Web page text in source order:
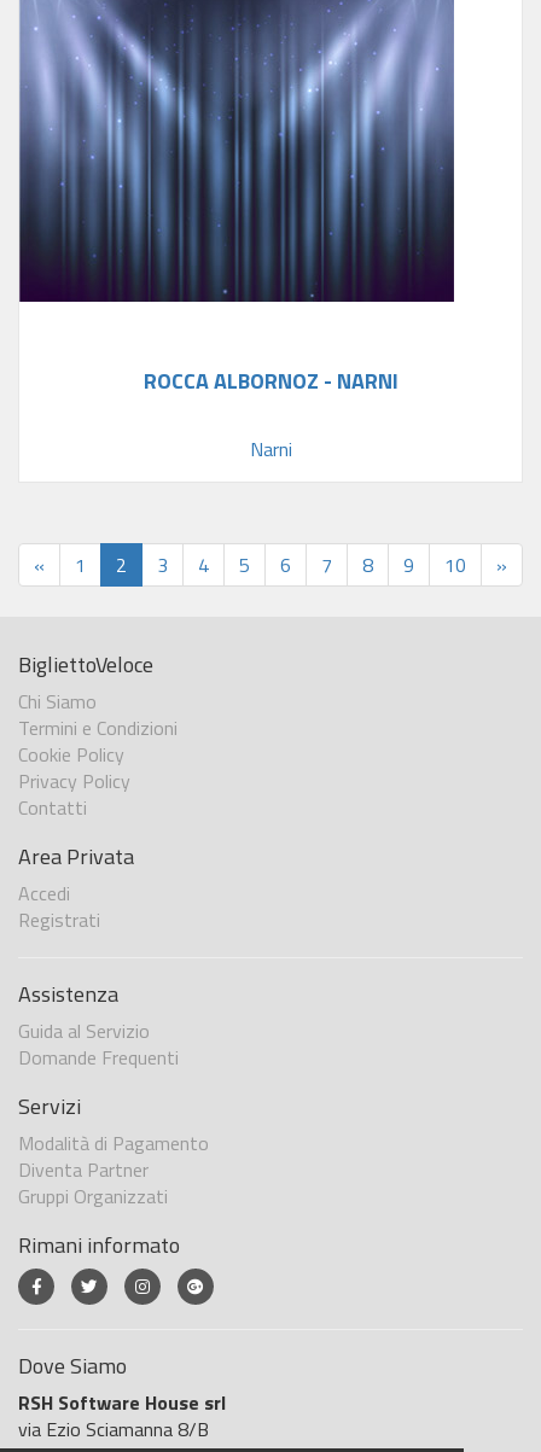
ROCCA ALBORNOZ - NARNI
Narni
« 1 2 3 4 5 6 7 8 9 10 »
BigliettoVeloce
Chi Siamo
Termini e Condizioni
Cookie Policy
Privacy Policy
Contatti
Area Privata
Accedi
Registrati
Assistenza
Guida al Servizio
Domande Frequenti
Servizi
Modalità di Pagamento
Diventa Partner
Gruppi Organizzati
Rimani informato
Dove Siamo
RSH Software House srl
via Ezio Sciamanna 8/B